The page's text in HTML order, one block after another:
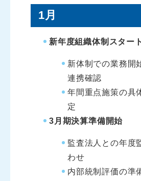
1月
新年度組織体制スタート
新体制での業務開
連携確認
年間重点施策の具
定
3月期決算準備開始
監査法人との年度
わせ
内部統制評価の準